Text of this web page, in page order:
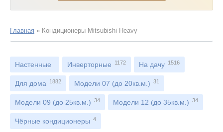
Главная » Кондиционеры Mitsubishi Heavy
Настенные Инверторные 1172 На дачу 1516
Для дома 1882 Модели 07 (до 20кв.м.) 31
Модели 09 (до 25кв.м.) 34 Модели 12 (до 35кв.м.) 34
Чёрные кондиционеры 4